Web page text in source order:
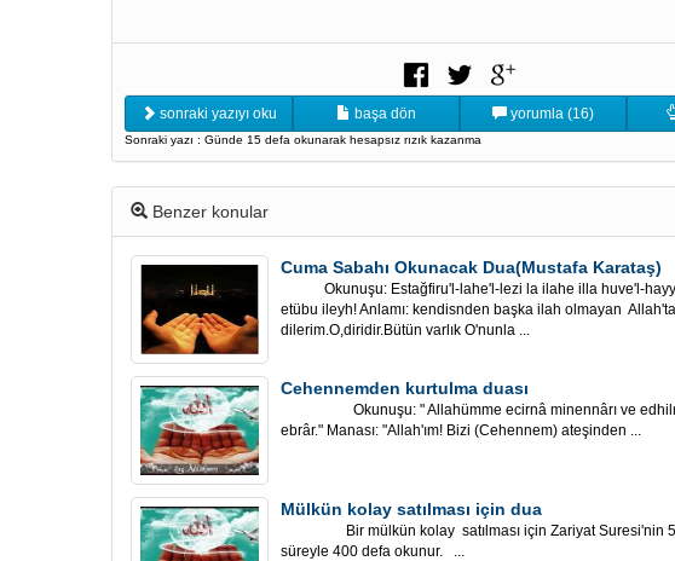
sonraki yazıyı oku başa dön yorumla (16)
Sonraki yazı : Günde 15 defa okunarak hesapsız rızık kazanma
Benzer konular
Cuma Sabahı Okunacak Dua(Mustafa Karataş)
Okunuşu: Estağfiru'l-lahe'l-lezi la ilahe illa huve'l-
etübu ileyh! Anlamı: kendisnden başka ilah olmayan
dilerim.O,diridir.Bütün varlık O'nunla ...
Cehennemden kurtulma duası
Okunuşu: " Allahümme ecirnâ minennârı ve
ebrâr." Manası: "Allah'ım! Bizi (Cehennem) ateşinden ...
Mülkün kolay satılması için dua
Bir mülkün kolay satılması için Zariyat Suresi'nin
süreyle 400 defa okunur. ...